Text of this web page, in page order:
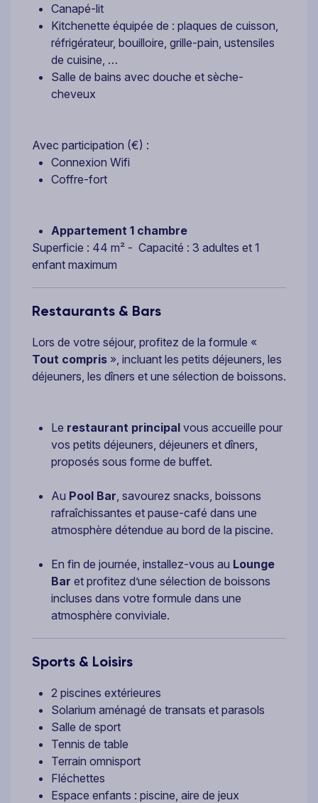
Canapé-lit
Kitchenette équipée de : plaques de cuisson,
réfrigérateur, bouilloire, grille-pain, ustensiles
de cuisine, …
Salle de bains avec douche et sèche-
cheveux
Avec participation (€) :
Connexion Wifi
Coffre-fort
Appartement 1 chambre
Superficie : 44 m² - Capacité : 3 adultes et 1
enfant maximum
Restaurants & Bars
Lors de votre séjour, profitez de la formule «
Tout compris », incluant les petits déjeuners, les
déjeuners, les dîners et une sélection de boissons.
Le restaurant principal vous accueille pour
vos petits déjeuners, déjeuners et dîners,
proposés sous forme de buffet.
Au Pool Bar , savourez snacks, boissons
rafraîchissantes et pause-café dans une
atmosphère détendue au bord de la piscine.
En fin de journée, installez-vous au Lounge
Bar et profitez d’une sélection de boissons
incluses dans votre formule dans une
atmosphère conviviale.
Sports & Loisirs
2 piscines extérieures
Solarium aménagé de transats et parasols
Salle de sport
Tennis de table
Terrain omnisport
Fléchettes
Espace enfants : piscine, aire de jeux